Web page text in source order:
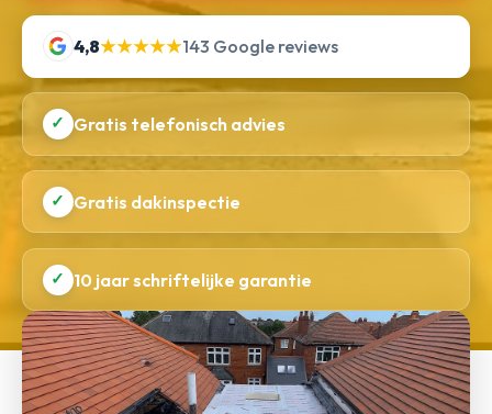
4,8★★★★★143 Google reviews
✓ Gratis telefonisch advies
✓ Gratis dakinspectie
✓ 10 jaar schriftelijke garantie